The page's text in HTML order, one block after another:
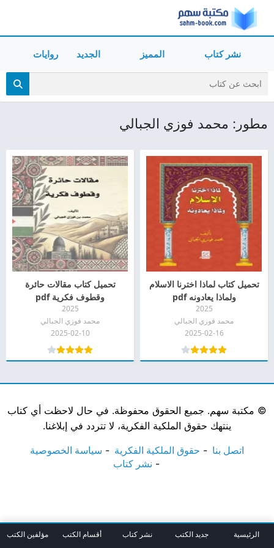
نشر كتاب المميز الجديد روايات
مطور: محمد فوزي الجبالي
تحميل كتاب لماذا اخترنا الاسلام
ولماذا يعادونه pdf
2025
محمد فوزي الجبالي
2025-02-16
تحميل كتاب مقالات حائرة
وقطوف فكرية pdf
2025
محمد فوزي الجبالي
2025-02-10
© مكتبة سهم. جميع الحقوق محفوظة. في حال لاحظت أي كتاب
ينتهك حقوق الملكية الفكرية، لا تتردد في إبلاغنا.
اتصل بنا حقوق الملكية الفكرية
سياسة الخصوصية
نشر كتاب
الرئيسية جديد الكتب نشر كتاب أقسام الكتب مؤلفين الكتب